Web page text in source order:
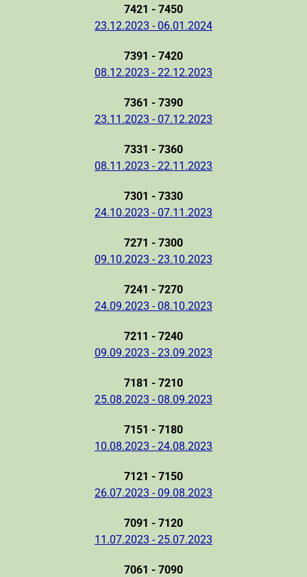
7421 - 7450
23.12.2023 - 06.01.2024
7391 - 7420
08.12.2023 - 22.12.2023
7361 - 7390
23.11.2023 - 07.12.2023
7331 - 7360
08.11.2023 - 22.11.2023
7301 - 7330
24.10.2023 - 07.11.2023
7271 - 7300
09.10.2023 - 23.10.2023
7241 - 7270
24.09.2023 - 08.10.2023
7211 - 7240
09.09.2023 - 23.09.2023
7181 - 7210
25.08.2023 - 08.09.2023
7151 - 7180
10.08.2023 - 24.08.2023
7121 - 7150
26.07.2023 - 09.08.2023
7091 - 7120
11.07.2023 - 25.07.2023
7061 - 7090